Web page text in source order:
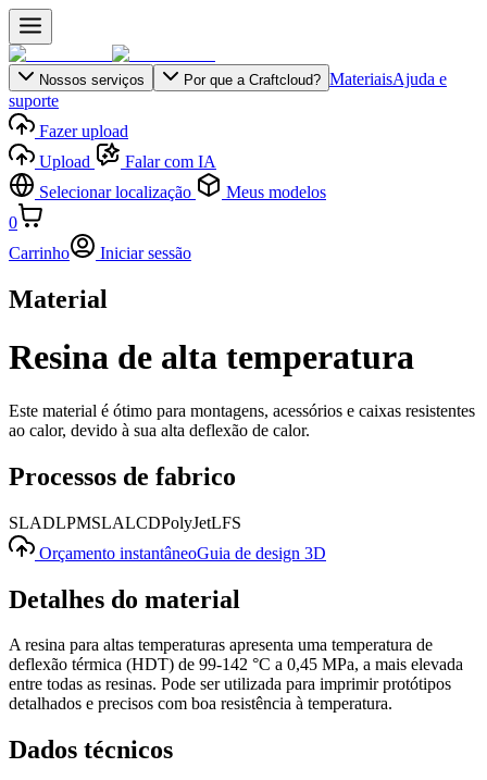
Nossos serviços Por que a Craftcloud? MateriaisAjuda e
suporte
Fazer upload
Upload
Falar com IA
Selecionar localização
Meus modelos
0
Carrinho
Iniciar sessão
Material
Resina de alta temperatura
Este material é ótimo para montagens, acessórios e caixas resistentes
ao calor, devido à sua alta deflexão de calor.
Processos de fabrico
SLADLPMSLALCDPolyJetLFS
Orçamento instantâneoGuia de design 3D
Detalhes do material
A resina para altas temperaturas apresenta uma temperatura de
deflexão térmica (HDT) de 99-142 °C a 0,45 MPa, a mais elevada
entre todas as resinas. Pode ser utilizada para imprimir protótipos
detalhados e precisos com boa resistência à temperatura.
Dados técnicos